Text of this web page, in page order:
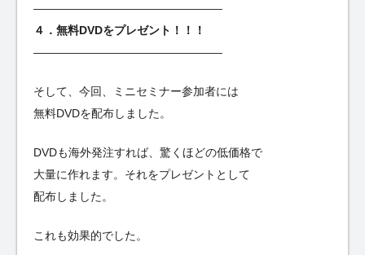
————————————————–
４．無料DVDをプレゼント！！！
————————————————–
そして、今回、ミニセミナー参加者には
無料DVDを配布しました。
DVDも海外発注すれば、驚くほどの低価格で
大量に作れます。それをプレゼントとして
配布しました。
これも効果的でした。